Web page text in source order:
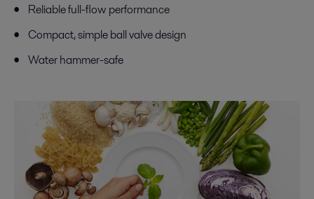
Reliable full-flow performance
Compact, simple ball valve design
Water hammer-safe